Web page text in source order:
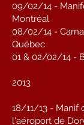
09/02/14 -
Montréal
08/02/14 -
Québec
01 & 02/02/14 -
2013
18/11/13 - Manif
l'aéroport de